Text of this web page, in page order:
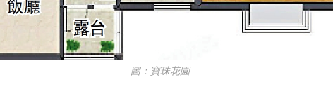
圖：寶珠花園